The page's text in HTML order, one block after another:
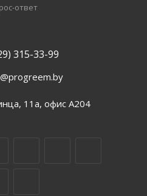
ответ
315-33-99
11а, офис А204